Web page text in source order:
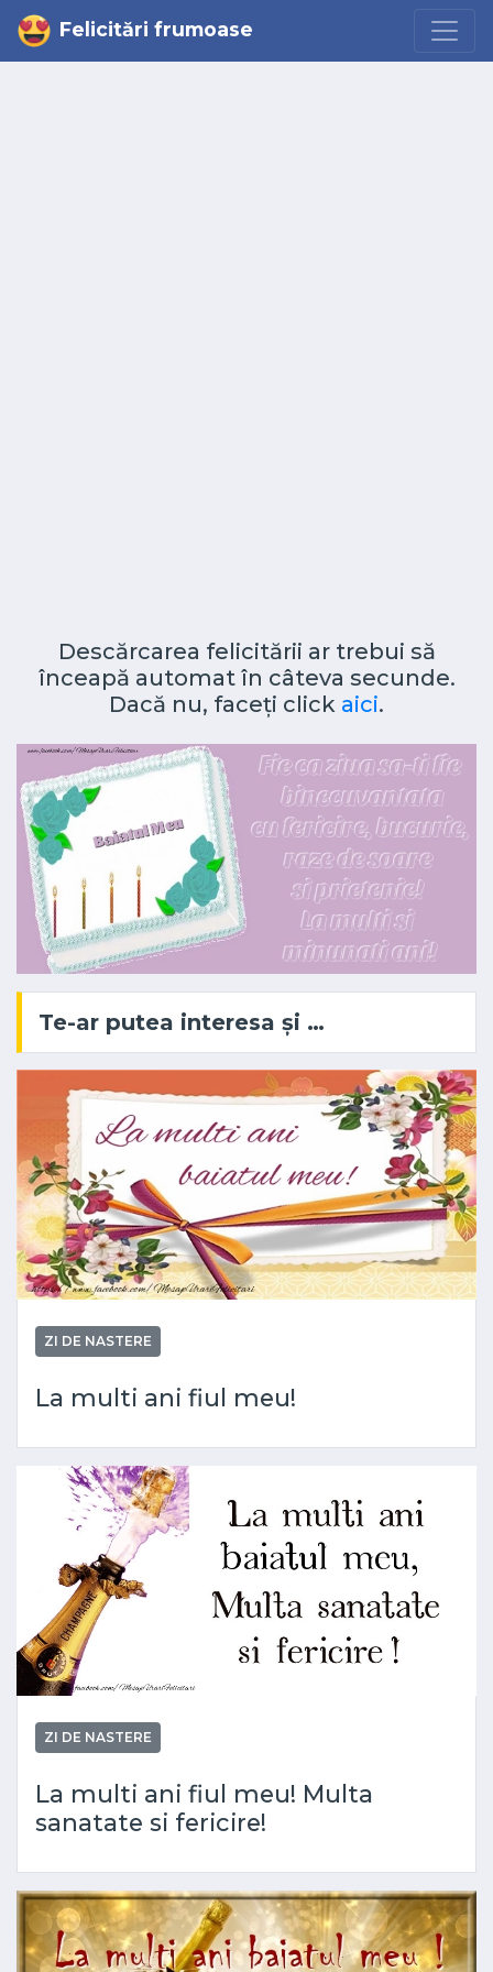
Felicitări frumoase
Descărcarea felicitării ar trebui să
înceapă automat în câteva secunde.
Dacă nu, faceți click aici.
Te-ar putea interesa și …
ZI DE NASTERE
La multi ani fiul meu!
ZI DE NASTERE
La multi ani fiul meu! Multa
sanatate si fericire!